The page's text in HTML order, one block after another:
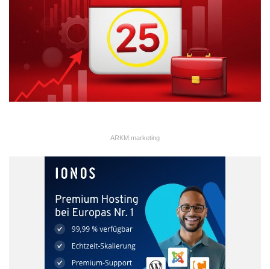
Medienkonsum. „Die Medienbranche muss sich noch einmal
neu erfinden“, betont Dr. Imeyen Ebong, Partner bei Bain &
Company und Leiter der Praxisgruppe Technologie, Medien und
Telekommunikation im deutschsprachigen Raum. „Es geht um
neue Inhalte, neue Vertriebsformen und neue
Geschäftsmodelle.“
ARKM.marketing